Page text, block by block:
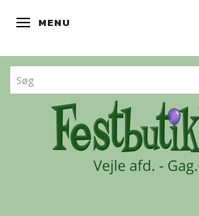
SKIFTE NAVIGATION
MENU